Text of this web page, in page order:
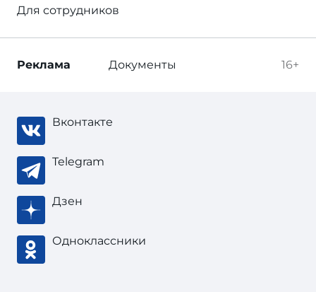
Для сотрудников
16+
Реклама Документы
Вконтакте
Telegram
Дзен
Одноклассники